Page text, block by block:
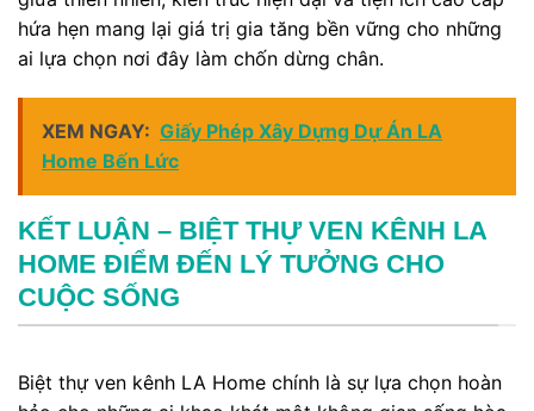
hứa hẹn mang lại giá trị gia tăng bền vững cho những
ai lựa chọn nơi đây làm chốn dừng chân.
XEM NGAY: Giấy Phép Xây Dựng Dự Án LA
Home Bến Lức
KẾT LUẬN – BIỆT THỰ VEN KÊNH LA
HOME ĐIỂM ĐẾN LÝ TƯỞNG CHO
CUỘC SỐNG
Biệt thự ven kênh LA Home chính là sự lựa chọn hoàn